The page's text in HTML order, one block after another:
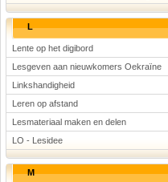
L
Lente op het digibord
Lesgeven aan nieuwkomers Oekraïne
Linkshandigheid
Leren op afstand
Lesmateriaal maken en delen
LO - Lesidee
M